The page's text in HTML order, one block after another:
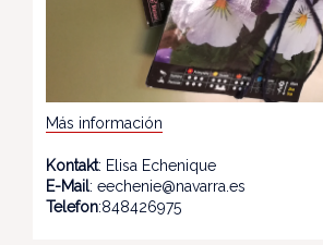
Más información
Kontakt: Elisa Echenique
E-Mail: eechenie@navarra.es
Telefon:848426975